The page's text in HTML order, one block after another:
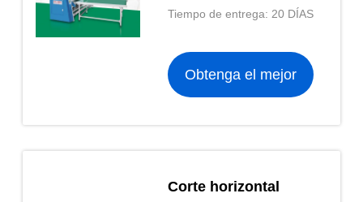
Computerized
Machine 1150KG
EMBALAJE ESTÁNDAR DE
Tiempo de entrega: 20 DÍAS
Obtenga el mejor
Corte horizontal